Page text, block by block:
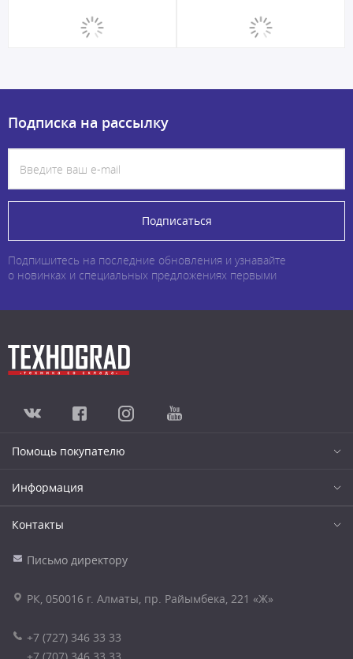
Подписка на рассылку
Подписаться
Подпишитесь на последние обновления и узнавайте
о новинках и специальных предложениях первыми
Помощь покупателю
Информация
Контакты
Письмо директору
РК, 050016 г. Алматы, пр. Райымбека, 221 «Ж»
+7 (727) 346 33 33